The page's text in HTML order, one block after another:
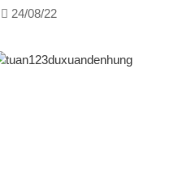
24/08/22